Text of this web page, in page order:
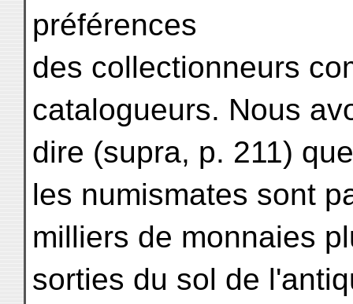
préférences
des collectionneurs
catalogueurs. Nous
dire (supra, p. 211)
les numismates sont
milliers de monnaies
sorties du sol de